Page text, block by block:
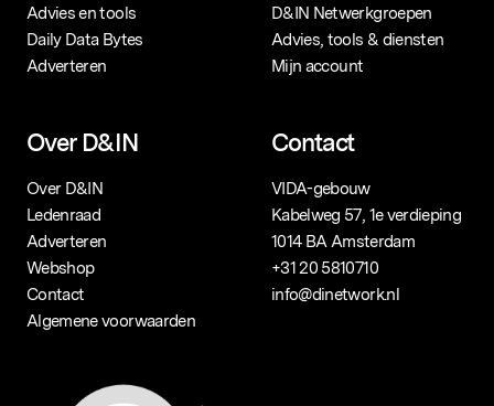
Advies en tools
Daily Data Bytes
Adverteren
D&IN Netwerkgroepen
Advies, tools & diensten
Mijn account
Over D&IN
Over D&IN
Ledenraad
Adverteren
Webshop
Contact
Algemene voorwaarden
Contact
VIDA-gebouw
Kabelweg 57, 1e verdieping
1014 BA Amsterdam
+31 20 5810710
info@dinetwork.nl